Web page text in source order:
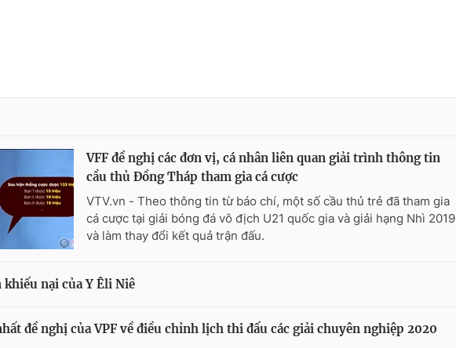
VFF đề nghị các đơn vị, cá nhân liên quan giải trình thông tin
cầu thủ Đồng Tháp tham gia cá cược
VTV.vn - Theo thông tin từ báo chí, một số cầu thủ trẻ đã tham gia
cá cược tại giải bóng đá vô địch U21 quốc gia và giải hạng Nhì 2019
và làm thay đổi kết quả trận đấu.
khiếu nại của Y Êli Niê
đề nghị của VPF về điều chỉnh lịch thi đấu các giải chuyên nghiệp 2020